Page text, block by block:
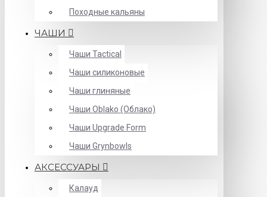
Походные кальяны
ЧАШИ
Чаши Tactical
Чаши силиконовые
Чаши глиняные
Чаши Oblako (Облако)
Чаши Upgrade Form
Чаши Grynbowls
АКСЕССУАРЫ
Калауд